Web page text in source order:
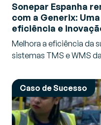
Sonepar Espanha
com a Generix:
eficiência e
Melhora a eficiência da
sistemas TMS e WMS
Caso de Sucesso